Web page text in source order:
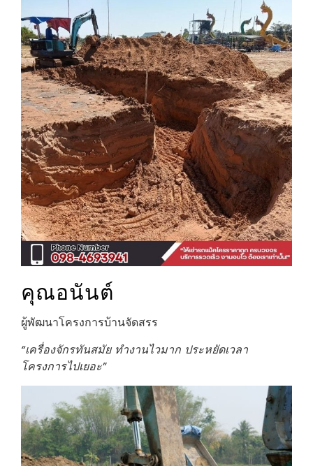
คุณอนันต์
ผู้พัฒนาโครงการบ้านจัดสรร
“เครื่องจักรทันสมัย ทำงานไวมาก ประหยัดเวลา
โครงการไปเยอะ”